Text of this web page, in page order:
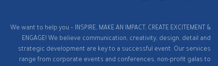
We want to help you – INSPIRE, MAKE AN IMPACT, CREATE EXCITEMENT &
ENGAGE! We believe communication, creativity, design, detail and
strategic development are key to a successful event. Our services
range from corporate events and conferences, non-profit galas to